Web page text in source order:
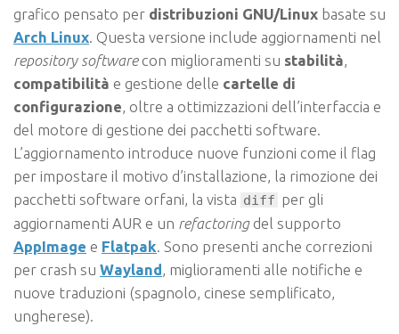
grafico pensato per distribuzioni GNU/Linux basate su
Arch Linux. Questa versione include aggiornamenti nel
repository softwarecon miglioramenti su stabilità,
compatibilità e gestione delle cartelle di
configurazione, oltre a ottimizzazioni dell’interfaccia e
del motore di gestione dei pacchetti software.
L’aggiornamento introduce nuove funzioni come il flag
per impostare il motivo d’installazione, la rimozione dei
pacchetti software orfani, la vista diff per gli
aggiornamenti AUR e un refactoringdel supporto
AppImage e Flatpak. Sono presenti anche correzioni
per crash su Wayland, miglioramenti alle notifiche e
nuove traduzioni (spagnolo, cinese semplificato,
ungherese).